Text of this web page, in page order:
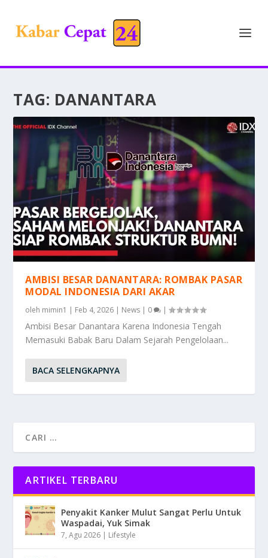
TAG: DANANTARA
AMBISI BESAR DANANTARA: ROMBAK PASAR
MODAL INDONESIA DARI AKAR
oleh mimin1 | Feb 4, 2026 | News | 0 |
Ambisi Besar Danantara Karena Indonesia Tengah
Memasuki Babak Baru Dalam Sejarah Pengelolaan...
BACA SELENGKAPNYA
ARTIKEL TERBARU
Penyakit Kanker Mulut Sangat Perlu Untuk
Waspadai, Yuk Simak
7, Agu 2026 | Lifestyle